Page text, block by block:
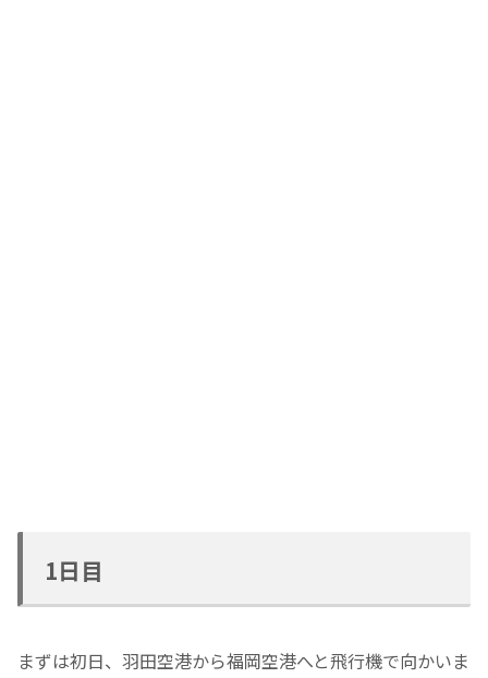
1日目
まずは初日、羽田空港から福岡空港へと飛行機で向かいま